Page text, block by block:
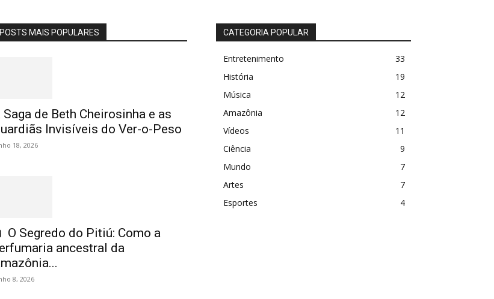
POSTS MAIS POPULARES
Saga de Beth Cheirosinha e as
Invisíveis do Ver-o-Peso
18, 2026
O Segredo do Pitiú: Como a
ancestral da
8, 2026
CATEGORIA POPULAR
Entretenimento
33
História
19
Música
12
Amazônia
12
Vídeos
11
Ciência
9
Mundo
7
Artes
7
Esportes
4